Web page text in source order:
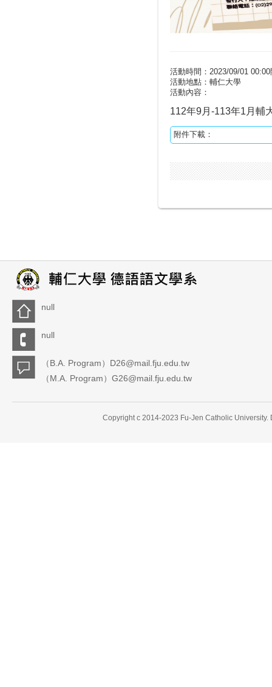
活動時間：2023/09/01
活動地點：輔仁大學
活動內容：
112年9月-113年1月輔
附件下載：
null
null
（B.A. Program）D26@mail.fju.edu.tw
（M.A. Program）G26@mail.fju.edu.tw
Copyright c 2014-2023 Fu-Jen Catholic